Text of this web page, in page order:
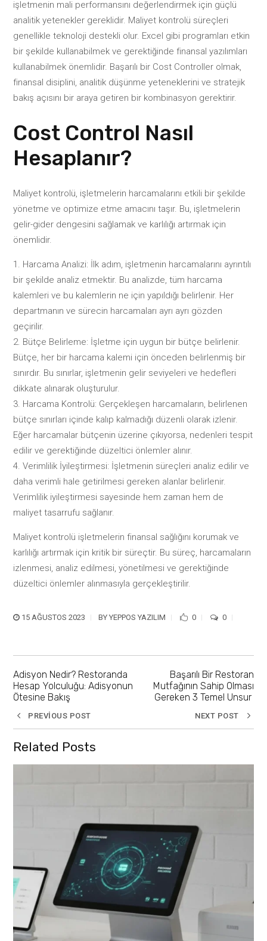
işletmenin mali performansını değerlendirmek için güçlü
analitik yetenekler gereklidir. Maliyet kontrolü süreçleri
genellikle teknoloji destekli olur. Excel gibi programları etkin
bir şekilde kullanabilmek ve gerektiğinde finansal yazılımları
kullanabilmek önemlidir. Başarılı bir Cost Controller olmak,
finansal disiplini, analitik düşünme yeteneklerini ve stratejik
bakış açısını bir araya getiren bir kombinasyon gerektirir.
Cost Control Nasıl
Hesaplanır?
Maliyet kontrolü, işletmelerin harcamalarını etkili bir şekilde
yönetme ve optimize etme amacını taşır. Bu, işletmelerin
gelir-gider dengesini sağlamak ve karlılığı artırmak için
önemlidir.
Harcama Analizi: İlk adım, işletmenin harcamalarını ayrıntılı
bir şekilde analiz etmektir. Bu analizde, tüm harcama
kalemleri ve bu kalemlerin ne için yapıldığı belirlenir. Her
departmanın ve sürecin harcamaları ayrı ayrı gözden
geçirilir.
Bütçe Belirleme: İşletme için uygun bir bütçe belirlenir.
Bütçe, her bir harcama kalemi için önceden belirlenmiş bir
sınırdır. Bu sınırlar, işletmenin gelir seviyeleri ve hedefleri
dikkate alınarak oluşturulur.
Harcama Kontrolü: Gerçekleşen harcamaların, belirlenen
bütçe sınırları içinde kalıp kalmadığı düzenli olarak izlenir.
Eğer harcamalar bütçenin üzerine çıkıyorsa, nedenleri tespit
edilir ve gerektiğinde düzeltici önlemler alınır.
Verimlilik İyileştirmesi: İşletmenin süreçleri analiz edilir ve
daha verimli hale getirilmesi gereken alanlar belirlenir.
Verimlilik iyileştirmesi sayesinde hem zaman hem de
maliyet tasarrufu sağlanır.
Maliyet kontrolü işletmelerin finansal sağlığını korumak ve
karlılığı artırmak için kritik bir süreçtir. Bu süreç, harcamaların
izlenmesi, analiz edilmesi, yönetilmesi ve gerektiğinde
düzeltici önlemler alınmasıyla gerçekleştirilir.
15 AĞUSTOS 2023 BYYEPPOS YAZILIM 0 0
Adisyon Nedir? Restoranda
Hesap Yolculuğu: Adisyonun
Ötesine Bakış
PREVIOUS POST
Başarılı Bir Restoran
Mutfağının Sahip Olması
Gereken 3 Temel Unsur
NEXT POST
Related Posts